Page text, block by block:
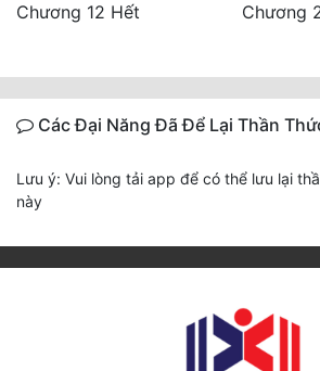
Chương 12 Hết
Các Đại Năng Đã Để Lại Thần
Lưu ý: Vui lòng tải app để có thể lưu lại
này